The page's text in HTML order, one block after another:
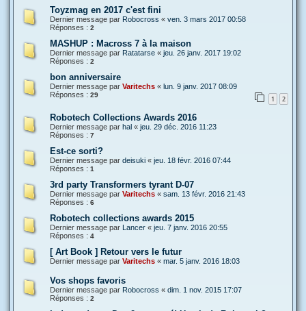
Toyzmag en 2017 c'est fini
Dernier message par Robocross « ven. 3 mars 2017 00:58
Réponses : 2
MASHUP : Macross 7 à la maison
Dernier message par Ratatarse « jeu. 26 janv. 2017 19:02
Réponses : 2
bon anniversaire
Dernier message par Varitechs « lun. 9 janv. 2017 08:09
Réponses : 29 1 2
Robotech Collections Awards 2016
Dernier message par hal « jeu. 29 déc. 2016 11:23
Réponses : 7
Est-ce sorti?
Dernier message par deisuki « jeu. 18 févr. 2016 07:44
Réponses : 1
3rd party Transformers tyrant D-07
Dernier message par Varitechs « sam. 13 févr. 2016 21:43
Réponses : 6
Robotech collections awards 2015
Dernier message par Lancer « jeu. 7 janv. 2016 20:55
Réponses : 4
[ Art Book ] Retour vers le futur
Dernier message par Varitechs « mar. 5 janv. 2016 18:03
Vos shops favoris
Dernier message par Robocross « dim. 1 nov. 2015 17:07
Réponses : 2